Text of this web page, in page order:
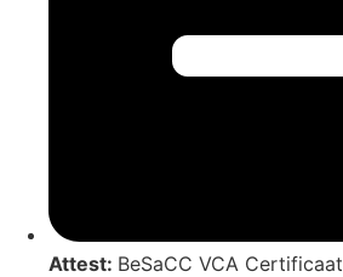
Attest: BeSaCC VCA Certificaat